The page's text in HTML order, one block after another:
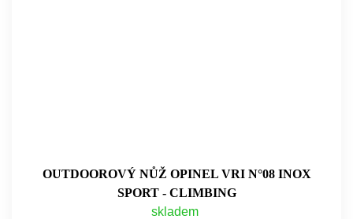
OUTDOOROVÝ NŮŽ OPINEL VRI N°08 INOX
SPORT - CLIMBING
skladem